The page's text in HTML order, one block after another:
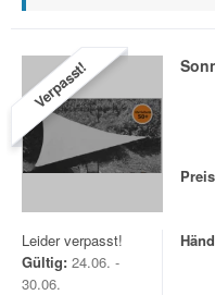
Verpasst!
Leider verpasst!
Gültig: 24.06. -
30.06.